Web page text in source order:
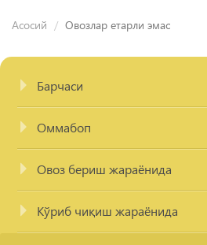
Асосий Овозлар етарли эмас
Барчаси
Оммабоп
Овоз бериш жараёнида
Кўриб чиқиш жараёнида